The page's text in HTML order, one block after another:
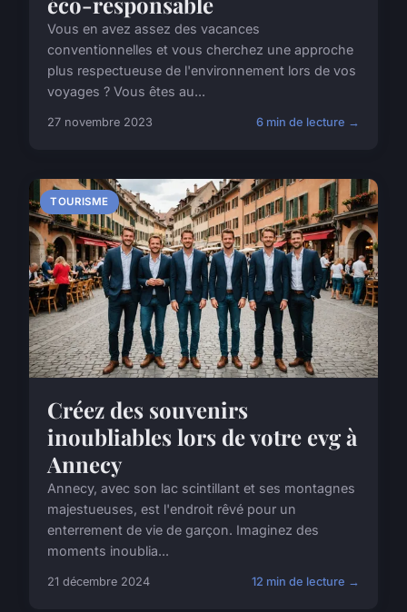
Vous en avez assez des vacances
conventionnelles et vous cherchez une approche
plus respectueuse de l'environnement lors de vos
voyages ? Vous êtes au...
27 novembre 2023 6 min de lecture →
TOURISME
Créez des souvenirs
inoubliables lors de votre evg à
Annecy
Annecy, avec son lac scintillant et ses montagnes
majestueuses, est l'endroit rêvé pour un
enterrement de vie de garçon. Imaginez des
moments inoublia...
21 décembre 2024 12 min de lecture →